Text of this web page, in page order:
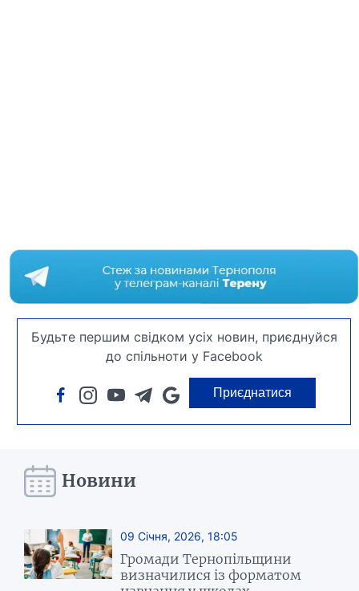
Будьте першим свідком усіх новин, приєднуйся
до спільноти у Facebook
Приєднатися
Новини
09 Січня, 2026, 18:05
Громади Тернопільщини
визначилися із форматом